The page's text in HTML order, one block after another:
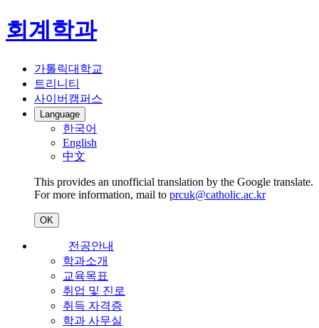
회계학과
가톨릭대학교
트리니티
사이버캠퍼스
Language
한국어
English
中文
This provides an unofficial translation by the Google translate.
For more information, mail to prcuk@catholic.ac.kr
OK
전공안내
학과소개
교육목표
취업 및 진로
취득 자격증
학과 사무실